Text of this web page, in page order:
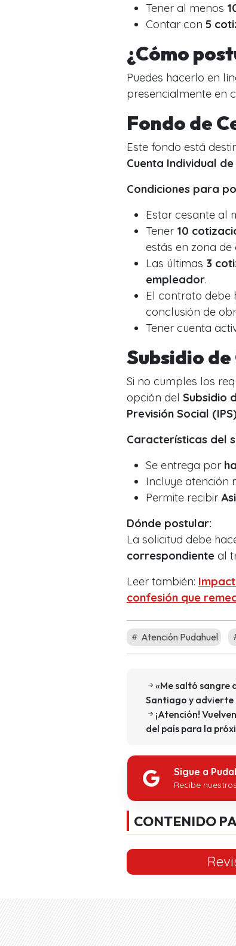
Tener al menos
Contar con 5
¿Cómo
Puedes hacerlo en
presencialmente en
Fondo de
Este fondo está
Cuenta Individual
Condiciones para
Estar cesante al
Tener 10
estás en zona
Las últimas 3
empleador.
El contrato debe
conclusión de
Tener cuenta
Subsidio
Si no cumples los
opción del Subsidio
Previsión Social
Características del
Se entrega por
Incluye atención
Permite recibir
Dónde postular:
La solicitud debe
correspondiente al
Leer también:
confesión que
Atención Pudahuel
«Me saltó sangre
Santiago y advierte
¡Atención!
del país para la
Sigue a
Recibe
CONTENIDO